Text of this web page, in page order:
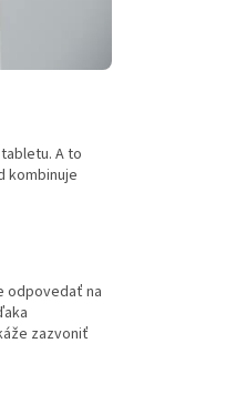
A to
kombinuje
odpovedať na
zazvoniť